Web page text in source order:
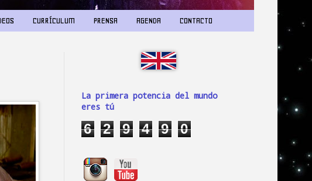
CURRÍCULUM PRENSA AGENDA CONTACTO
La primera potencia del mundo
eres tú
6 2 9 4 9 0